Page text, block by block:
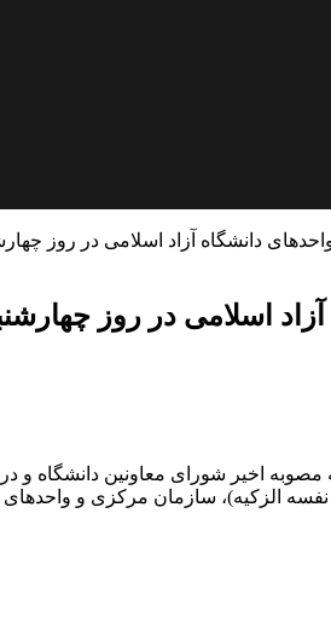
دانشگاه آزاد اسلامی در روز
اسلامی در روز
مصوبه اخیر شورای معاونین
سازمان مرکزی و واحدهای دانشگاه آزاد